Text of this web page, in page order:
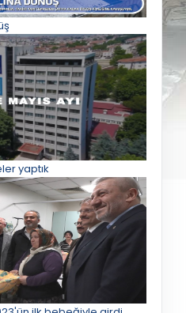
yaptık